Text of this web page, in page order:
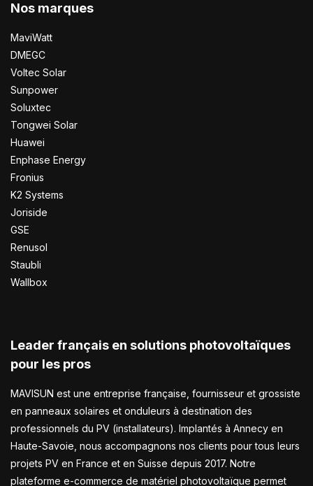
Nos marques
MaviWatt
DMEGC
Voltec Solar
Sunpower
Soluxtec
Tongwei Solar
Huawei
Enphase Energy
Fronius
K2 Systems
Joriside
GSE
Renusol
Staubli
Wallbox
Leader français en solutions photovoltaïques
pour les pros
MAVISUN est une entreprise française, fournisseur et grossiste
en panneaux solaires et onduleurs à destination des
professionnels du PV (installateurs). Implantés à Annecy en
Haute-Savoie, nous accompagnons nos clients pour tous leurs
projets PV en France et en Suisse depuis 2017. Notre
plateforme e-commerce de matériel photovoltaïque permet